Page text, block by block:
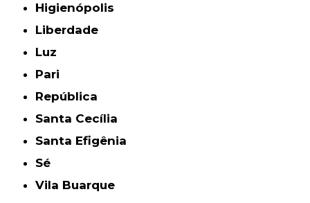
Higienópolis
Liberdade
Luz
Pari
República
Santa Cecília
Santa Efigênia
Sé
Vila Buarque